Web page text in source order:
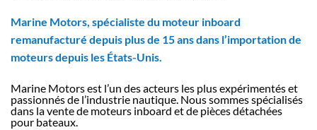
Marine Motors, spécialiste du moteur inboard
remanufacturé depuis plus de 15 ans dans l’importation de
moteurs depuis les États-Unis.
Marine Motors est l’un des acteurs les plus expérimentés et
passionnés de l’industrie nautique. Nous sommes spécialisés
dans la vente de moteurs inboard et de pièces détachées
pour bateaux.